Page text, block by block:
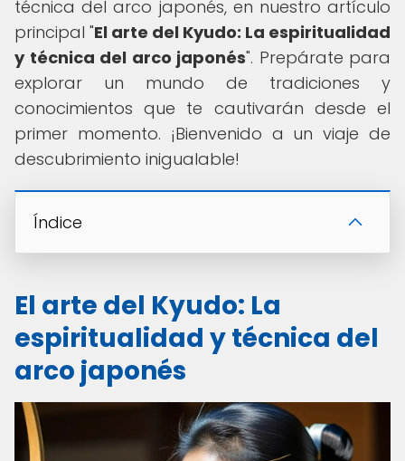
técnica del arco japonés, en nuestro artículo
principal "El arte del Kyudo: La espiritualidad
y técnica del arco japonés". Prepárate para
explorar un mundo de tradiciones y
conocimientos que te cautivarán desde el
primer momento. ¡Bienvenido a un viaje de
descubrimiento inigualable!
Índice
El arte del Kyudo: La
espiritualidad y técnica del
arco japonés